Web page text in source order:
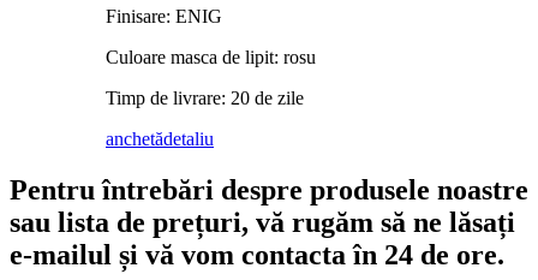
Finisare: ENIG
Culoare masca de lipit: rosu
Timp de livrare: 20 de zile
anchetădetaliu
Pentru întrebări despre produsele noastre
sau lista de prețuri, vă rugăm să ne lăsați
e-mailul și vă vom contacta în 24 de ore.